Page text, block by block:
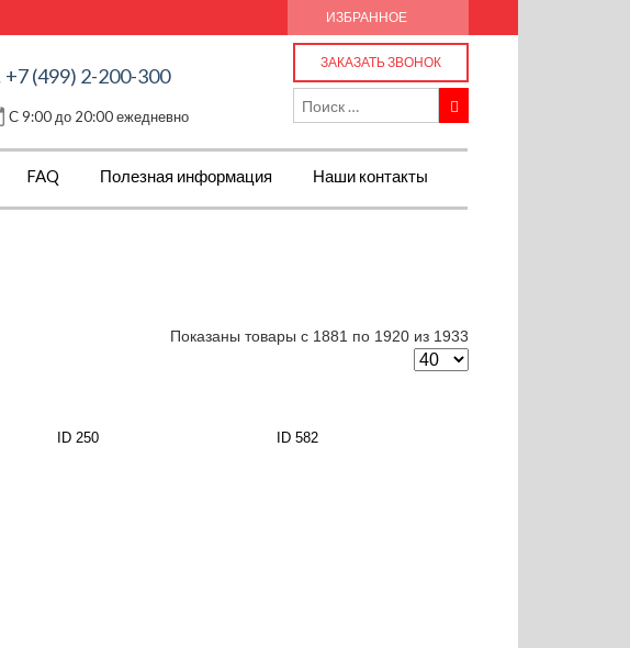
ИЗБРАННОЕ
+7 (499) 2-200-300
С 9:00 до 20:00 ежедневно
ЗАКАЗАТЬ ЗВОНОК
FAQ Полезная информация Наши контакты
Показаны товары с 1881 по 1920 из 1933
ID 250 ID 582